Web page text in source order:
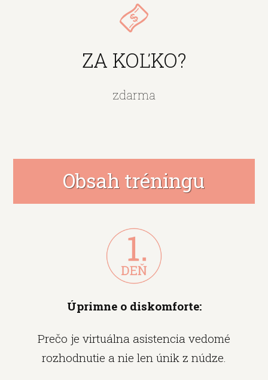
ZA KOĽKO?
zdarma
Obsah tréningu
Úprimne o diskomforte:
Prečo je virtuálna asistencia vedomé
rozhodnutie a nie len únik z núdze.